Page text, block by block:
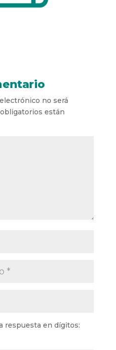
no será
están
respuesta en dígitos: